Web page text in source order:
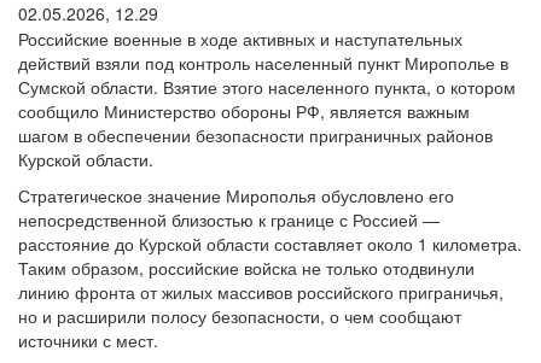
02.05.2026, 12.29
Российские военные в ходе активных и наступательных
действий взяли под контроль населенный пункт Мирополье в
Сумской области. Взятие этого населенного пункта, о котором
сообщило Министерство обороны РФ, является важным
шагом в обеспечении безопасности приграничных районов
Курской области.
Стратегическое значение Мирополья обусловлено его
непосредственной близостью к границе с Россией —
расстояние до Курской области составляет около 1 километра.
Таким образом, российские войска не только отодвинули
линию фронта от жилых массивов российского приграничья,
но и расширили полосу безопасности, о чем сообщают
источники с мест.